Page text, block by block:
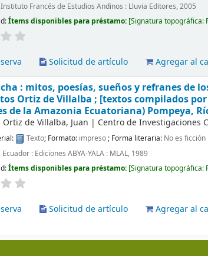
Francés de Estudios Andinos : Lluvia Editores, 2005
Ítems disponibles para préstamo: Signatura topográfica:
Solicitud de artículo Agregar al
: mitos, poesías, sueños y refranes de
Ortiz de Villalba ; [textos compilados
de la Amazonia Ecuatoriana) Pompeya,
Ortiz de Villalba, Juan | Centro de Investigaciones
Texto; Formato: impreso; Forma literaria: No es ficción
: Ediciones ABYA-YALA : MLAL, 1989
Ítems disponibles para préstamo: Signatura topográfica:
Solicitud de artículo Agregar al